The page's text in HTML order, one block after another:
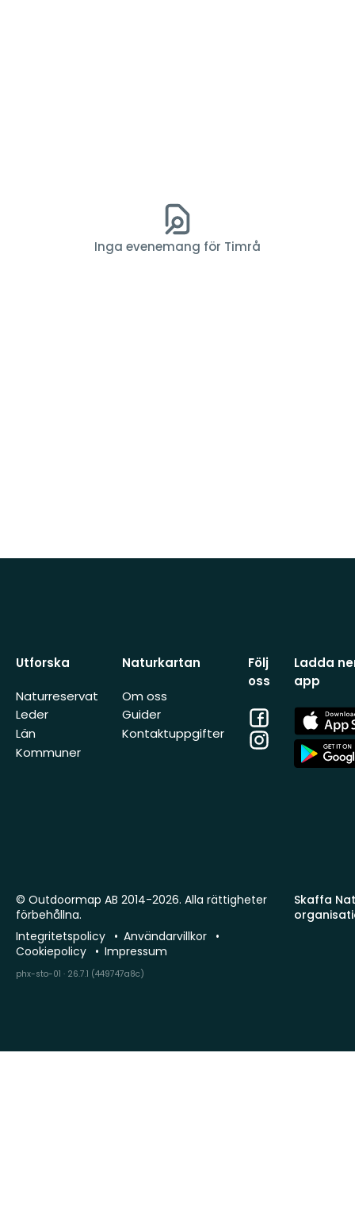
Inga evenemang för Timrå
Utforska
Naturreservat
Leder
Län
Kommuner
Naturkartan
Om oss
Guider
Kontaktuppgifter
Följ
oss
Facebook
Instagram
Ladda
app
App
Store
App
Store
Skaffa
© Outdoormap AB 2014-2026. Alla rättigheter
förbehållna.
Integritetspolicy
Användarvillkor
Cookiepolicy
Impressum
phx-sto-01 · 26.7.1 (449747a8c)